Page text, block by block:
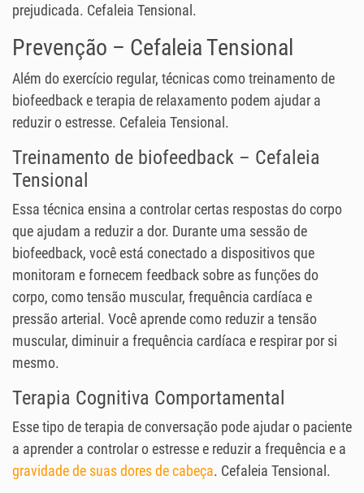
prejudicada. Cefaleia Tensional.
Prevenção – Cefaleia Tensional
Além do exercício regular, técnicas como treinamento de
biofeedback e terapia de relaxamento podem ajudar a
reduzir o estresse. Cefaleia Tensional.
Treinamento de biofeedback – Cefaleia
Tensional
Essa técnica ensina a controlar certas respostas do corpo
que ajudam a reduzir a dor. Durante uma sessão de
biofeedback, você está conectado a dispositivos que
monitoram e fornecem feedback sobre as funções do
corpo, como tensão muscular, frequência cardíaca e
pressão arterial. Você aprende como reduzir a tensão
muscular, diminuir a frequência cardíaca e respirar por si
mesmo.
Terapia Cognitiva Comportamental
Esse tipo de terapia de conversação pode ajudar o paciente
a aprender a controlar o estresse e reduzir a frequência e a
gravidade de suas dores de cabeça. Cefaleia Tensional.